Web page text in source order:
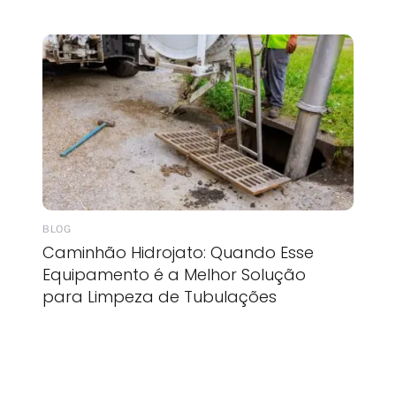
BLOG
Caminhão Hidrojato: Quando Esse
Equipamento é a Melhor Solução
para Limpeza de Tubulações